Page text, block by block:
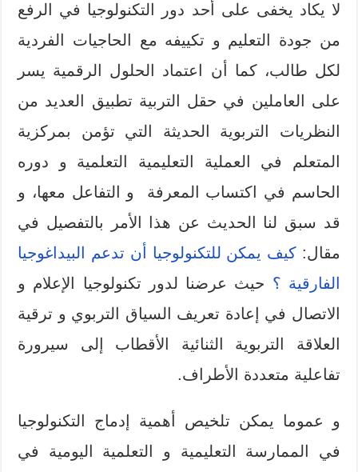
لا يكاد يخفى على أحد دور التكنولوجيا في الرفع
من جودة التعليم و تكييفه مع الحاجيات الفردية
لكل طالب، كما أن اعتماد الحلول الرقمية يسر
على العاملين في حقل التربية تطبيق العديد من
النظريات التربوية الحديثة التي تؤمن بمركزية
المتعلم في العملية التعليمية التعلمية و دوره
الحاسم في اكتساب المعرفة و التفاعل معها، و
قد سبق لنا الحديث عن هذا الأمر بالتفصيل في
مقال: كيف يمكن للتكنولوجيا أن تدعم البيداغوجيا
الفارقية ؟ حيث عرضنا لدور تكنولوجيا الإعلام و
الاتصال في إعادة تعريف السياق التربوي و ترقية
العلاقة التربوية الثنائية الأقطاب إلى سيرورة
تفاعلية متعددة الأطراف.
و عموما يمكن تلخيص أهمية إدماج التكنولوجيا
في الممارسة التعليمية و التعلمية اليومية في